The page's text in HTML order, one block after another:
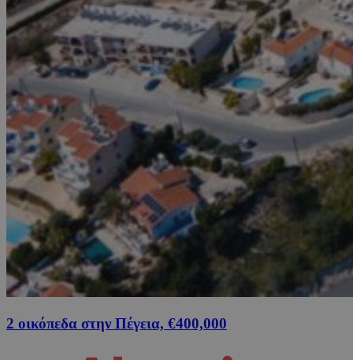
2 οικόπεδα στην Πέγεια, €400,000